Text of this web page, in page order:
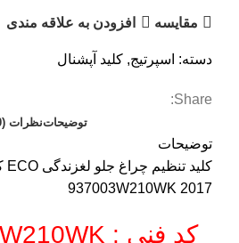
مقایسه افزودن به علاقه مندی
دسته: اسپرتیج, کلید آپشنال
Share:
توضیحاتنظرات (0)
توضیحات
2017 937003W210WK
کد فنی : 937003W210WK